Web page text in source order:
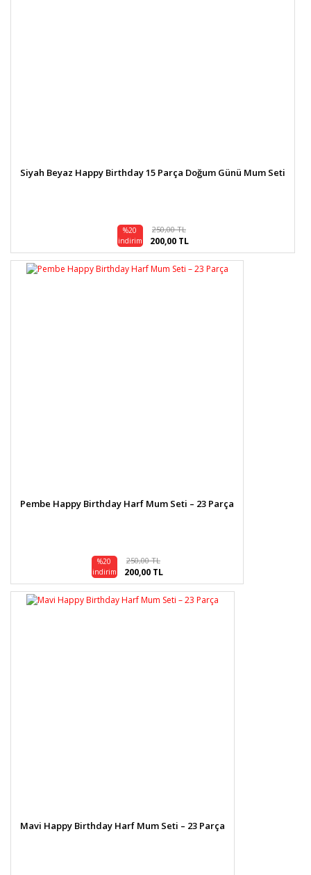
Siyah Beyaz Happy Birthday 15 Parça Doğum Günü Mum Seti
%20
indirim
250,00 TL
200,00 TL
Pembe Happy Birthday Harf Mum Seti – 23 Parça
%20
indirim
250,00 TL
200,00 TL
Mavi Happy Birthday Harf Mum Seti – 23 Parça